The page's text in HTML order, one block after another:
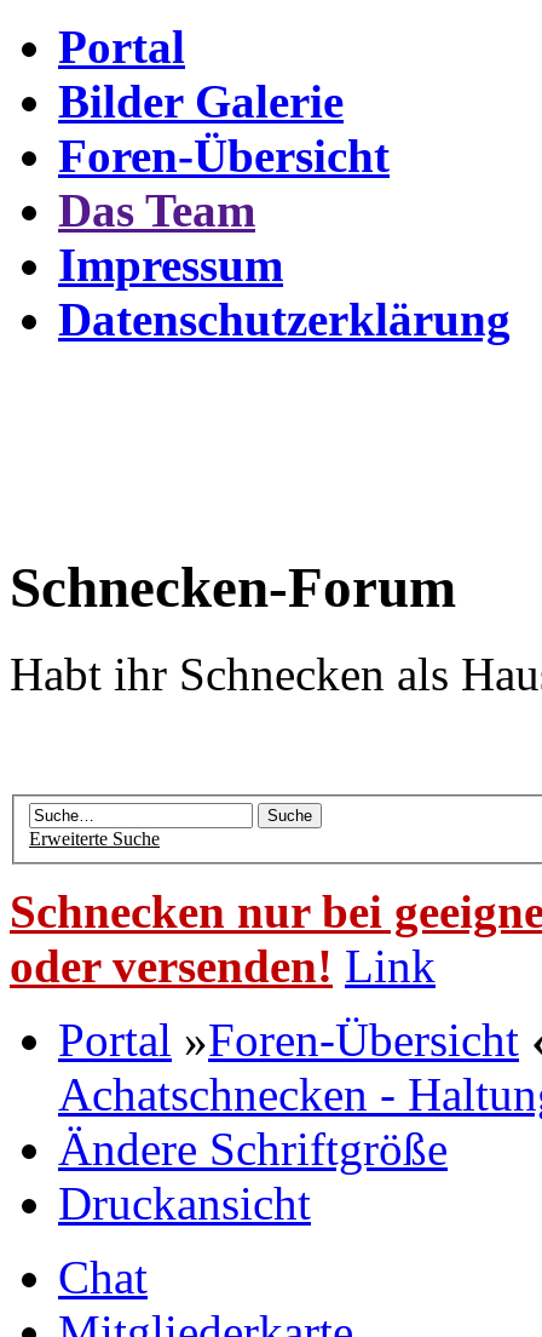
Portal
Bilder Galerie
Foren-Übersicht
Das Team
Impressum
Datenschutzerklärung
Schnecken-Forum
Habt ihr Schnecken als
Erweiterte Suche
Schnecken nur bei
oder versenden! Link
Portal »Foren-Übersicht
Achatschnecken -
Ändere Schriftgröße
Druckansicht
Chat